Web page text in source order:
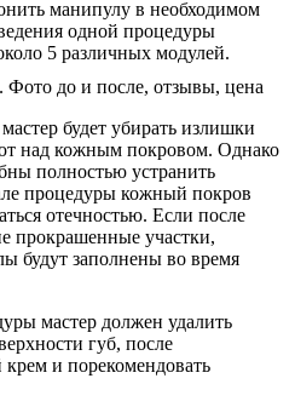
манипулу в необходимом
одной процедуры
5 различных модулей.
будет убирать излишки
над кожным покровом. Однако
полностью устранить
процедуры кожный покров
отечностью. Если после
прокрашенные участки,
будут заполнены во время
мастер должен удалить
губ, после
и порекомендовать